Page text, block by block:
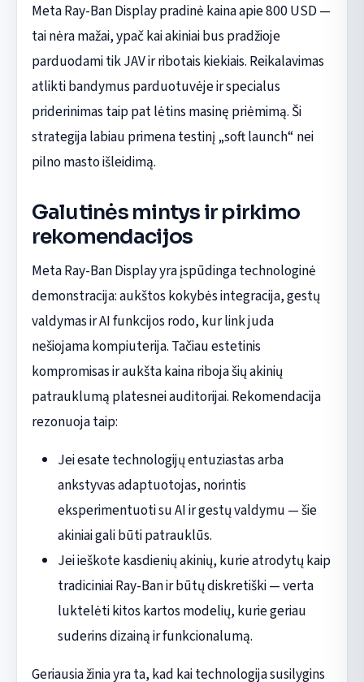
Meta Ray-Ban Display pradinė kaina apie 800 USD —
tai nėra mažai, ypač kai akiniai bus pradžioje
parduodami tik JAV ir ribotais kiekiais. Reikalavimas
atlikti bandymus parduotuvėje ir specialus
priderinimas taip pat lėtins masinę priėmimą. Ši
strategija labiau primena testinį „soft launch“ nei
pilno masto išleidimą.
Galutinės mintys ir pirkimo
rekomendacijos
Meta Ray-Ban Display yra įspūdinga technologinė
demonstracija: aukštos kokybės integracija, gestų
valdymas ir AI funkcijos rodo, kur link juda
nešiojama kompiuterija. Tačiau estetinis
kompromisas ir aukšta kaina riboja šių akinių
patrauklumą platesnei auditorijai. Rekomendacija
rezonuoja taip:
Jei esate technologijų entuziastas arba
ankstyvas adaptuotojas, norintis
eksperimentuoti su AI ir gestų valdymu — šie
akiniai gali būti patrauklūs.
Jei ieškote kasdienių akinių, kurie atrodytų kaip
tradiciniai Ray-Ban ir būtų diskretiški — verta
luktelėti kitos kartos modelių, kurie geriau
suderins dizainą ir funkcionalumą.
Geriausia žinia yra ta, kad kai technologija susilygins